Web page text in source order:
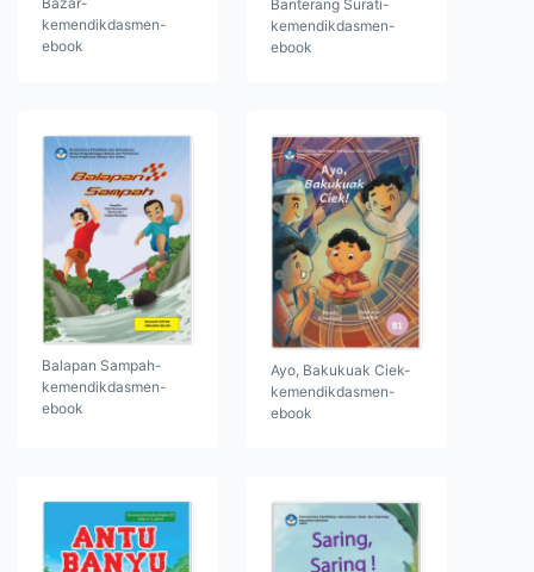
kemendikdasmen-
ebook
Banterang Surati-
kemendikdasmen-
ebook
Balapan Sampah-
kemendikdasmen-
ebook
Ayo, Bakukuak Ciek-
kemendikdasmen-
ebook